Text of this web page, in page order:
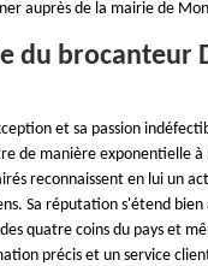
auprès de la mairie de
du brocanteur
et sa passion
de manière exponentielle
reconnaissent en lui un
Sa réputation s'étend bien
quatre coins du pays et
précis et un service